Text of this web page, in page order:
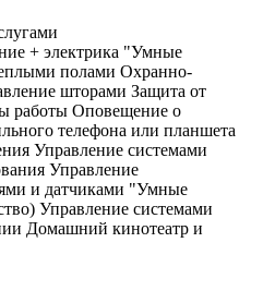
+ электрика "Умные
полами Охранно-
шторами Защита от
работы Оповещение о
телефона или планшета
Управление системами
Управление
и датчиками "Умные
Управление системами
Домашний кинотеатр и